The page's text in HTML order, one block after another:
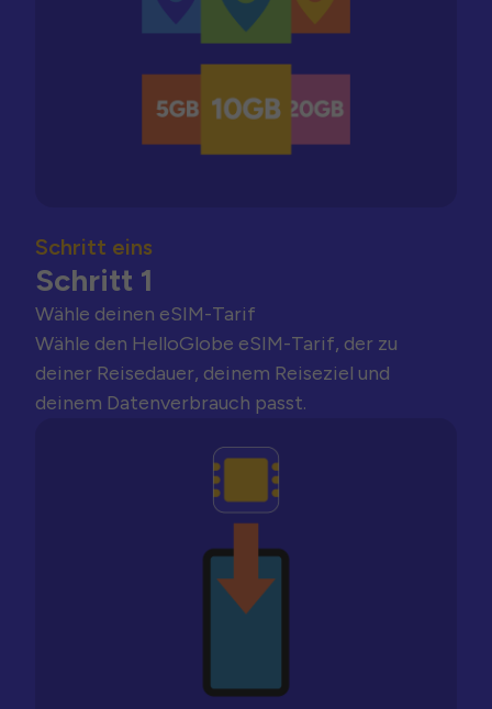
Schritt eins
Schritt 1
Wähle deinen eSIM-Tarif
Wähle den HelloGlobe eSIM-Tarif, der zu
deiner Reisedauer, deinem Reiseziel und
deinem Datenverbrauch passt.